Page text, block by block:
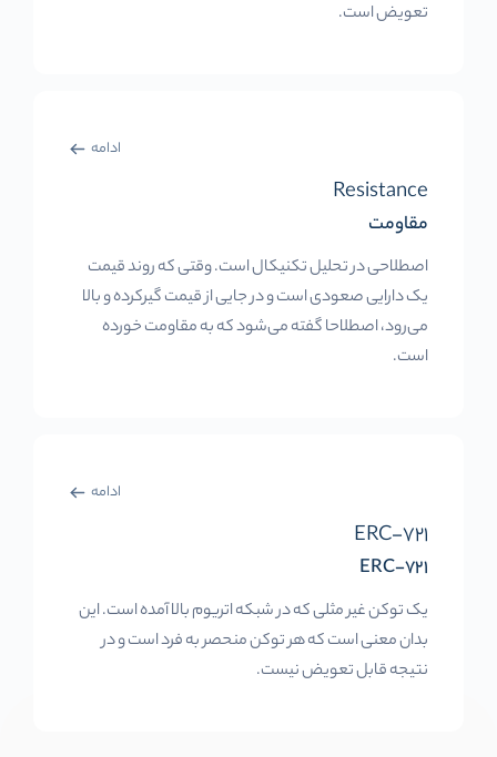
تعویض است.
ادامه
Resistance
مقاومت
اصطلاحی در تحلیل تکنیکال است. وقتی که روند قیمت
یک دارایی صعودی است و در جایی از قیمت گیرکرده و بالا
می‌رود، اصطلاحا گفته می‌شود که به مقاومت خورده
است.
ادامه
ERC-721
ERC-721
یک توکن غیر مثلی که در شبکه اتریوم بالا آمده است. این
بدان معنی است که هر توکن منحصر به فرد است و در
نتیجه قابل تعویض نیست.